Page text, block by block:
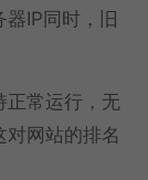
IP同时，旧
正常运行，无
网站的排名